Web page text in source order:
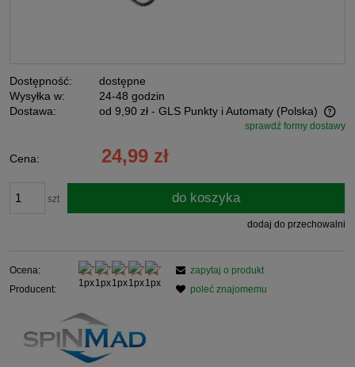
Dostępność:
dostępne
Wysyłka w:
24-48 godzin
Dostawa:
od 9,90 zł - GLS Punkty i Automaty (Polska)
Cena nie zawiera ewentualnych kosztów płatnościsprawdź formy dostawy
Cena: 24,99 zł
szt do koszyka
dodaj do przechowalni
Ocena:
Producent:
zapytaj o produkt
poleć znajomemu